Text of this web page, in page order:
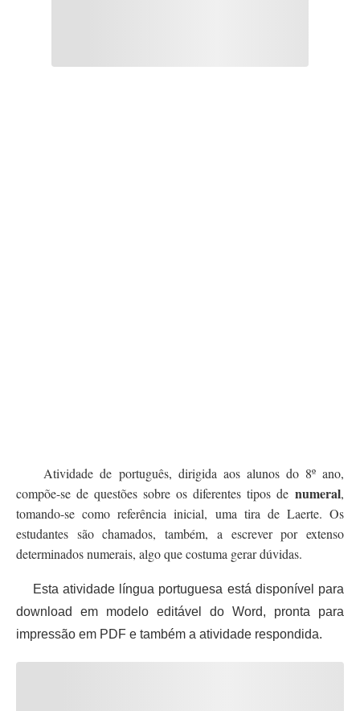
Atividade de português, dirigida aos alunos do 8º ano,
compõe-se de questões sobre os diferentes tipos de numeral,
tomando-se como referência inicial, uma tira de Laerte. Os
estudantes são chamados, também, a escrever por extenso
determinados numerais, algo que costuma gerar dúvidas.
Esta atividade língua portuguesa está disponível para
download em modelo editável do Word, pronta para
impressão em PDF e também a atividade respondida.